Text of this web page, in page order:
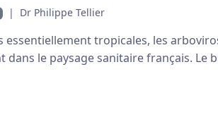
| Dr Philippe Tellier
essentiellement tropicales, les
le paysage sanitaire français. Le